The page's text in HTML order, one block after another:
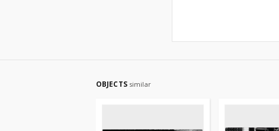
OBJECTS similar